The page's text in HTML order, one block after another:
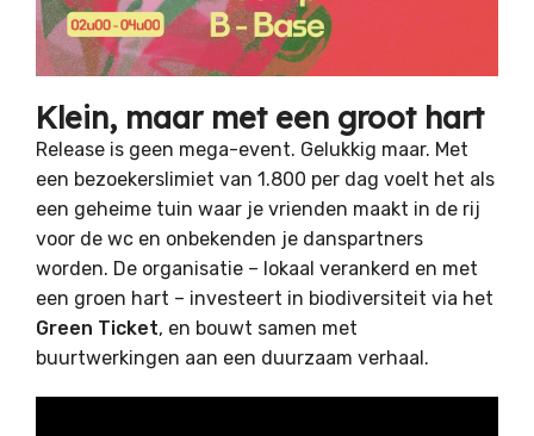
Klein, maar met een groot hart
Release is geen mega-event. Gelukkig maar. Met
een bezoekerslimiet van 1.800 per dag voelt het als
een geheime tuin waar je vrienden maakt in de rij
voor de wc en onbekenden je danspartners
worden. De organisatie – lokaal verankerd en met
een groen hart – investeert in biodiversiteit via het
Green Ticket, en bouwt samen met
buurtwerkingen aan een duurzaam verhaal.